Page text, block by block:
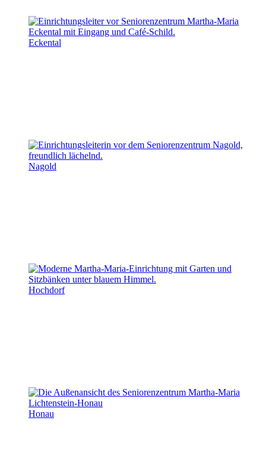
Eckental
Nagold
Hochdorf
Honau